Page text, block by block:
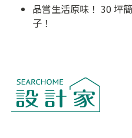
品嘗生活原味！ 30 坪
子！